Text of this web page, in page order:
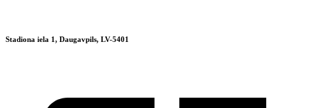
Stadiona iela 1, Daugavpils, LV-5401